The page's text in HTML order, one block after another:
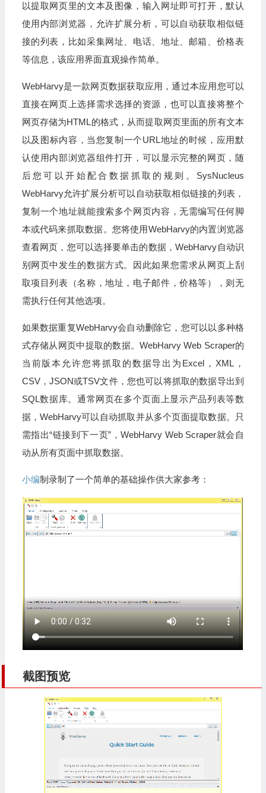
以提取网页里的文本及图像，输入网址即可打开，默认
使用内部浏览器，允许扩展分析，可以自动获取相似链
接的列表，比如采集网址、电话、地址、邮箱、价格表
等信息，该应用界面直观操作简单。
WebHarvy是一款网页数据获取应用，通过本应用您可以
直接在网页上选择需求选择的资源，也可以直接将整个
网页存储为HTML的格式，从而提取网页里面的所有文本
以及图标内容，当您复制一个URL地址的时候，应用默
认使用内部浏览器组件打开，可以显示完整的网页，随
后您可以开始配合数据抓取的规则。SysNucleus
WebHarvy允许扩展分析可以自动获取相似链接的列表，
复制一个地址就能搜索多个网页内容，无需编写任何脚
本或代码来抓取数据。您将使用WebHarvy的内置浏览器
查看网页，您可以选择要单击的数据，WebHarvy自动识
别网页中发生的数据方式。因此如果您需求从网页上刮
取项目列表（名称，地址，电子邮件，价格等），则无
需执行任何其他选项。
如果数据重复WebHarvy会自动删除它，您可以以多种格
式存储从网页中提取的数据。WebHarvy Web Scraper的
当前版本允许您将抓取的数据导出为Excel，XML，
CSV，JSON或TSV文件，您也可以将抓取的数据导出到
SQL数据库。通常网页在多个页面上显示产品列表等数
据，WebHarvy可以自动抓取并从多个页面提取数据。只
需指出“链接到下一页”，WebHarvy Web Scraper就会自
动从所有页面中抓取数据。
小编制录制了一个简单的基础操作供大家参考：
截图预览